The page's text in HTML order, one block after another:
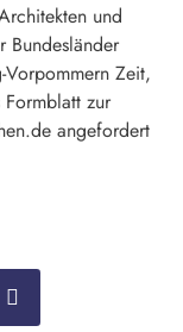
und
Bundesländer
Zeit,
zur
angefordert